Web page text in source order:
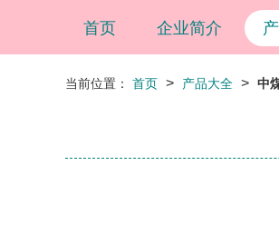
首页 企业简介
当前位置： 首页 > 产品大全 > 中